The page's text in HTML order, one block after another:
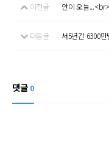
이전글 안이 오늘
다음글 서5년간 6300만
댓글 0